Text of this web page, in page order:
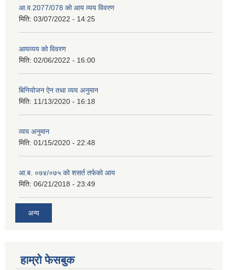
आ.व.2077/078 को आय व्यय विवरण
मिति: 03/07/2022 - 14:25
आयव्यय को विवरण
मिति: 02/06/2022 - 16:00
बिनियोजन ऐन तथा व्यय अनुमान
मिति: 11/13/2020 - 16:18
व्यय अनुमान
मिति: 01/15/2020 - 22:48
आ.ब. ०७४/०७५ को शसर्त तर्फको आय
मिति: 06/21/2018 - 23:49
अन्य
हाम्रो फेसबुक